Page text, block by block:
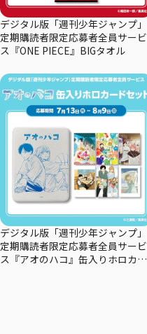
デジタル版「週刊少年ジャンプ」
定期購読者限定応募者全員サービ
ス『ONE PIECE』BIGタオル
デジタル版「週刊少年ジャンプ」
定期購読者限定応募者全員サービ
ス『アオのハコ』缶入りホロカー